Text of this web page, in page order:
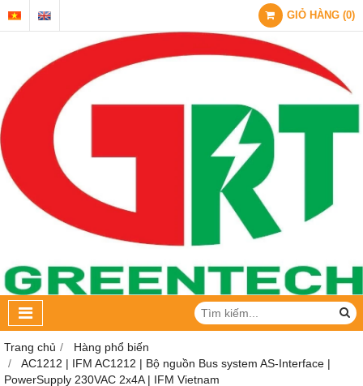
GIỎ HÀNG (0)
Trang chủ
Hàng phổ biến
AC1212 | IFM AC1212 | Bộ nguồn Bus system AS-Interface |
PowerSupply 230VAC 2x4A | IFM Vietnam